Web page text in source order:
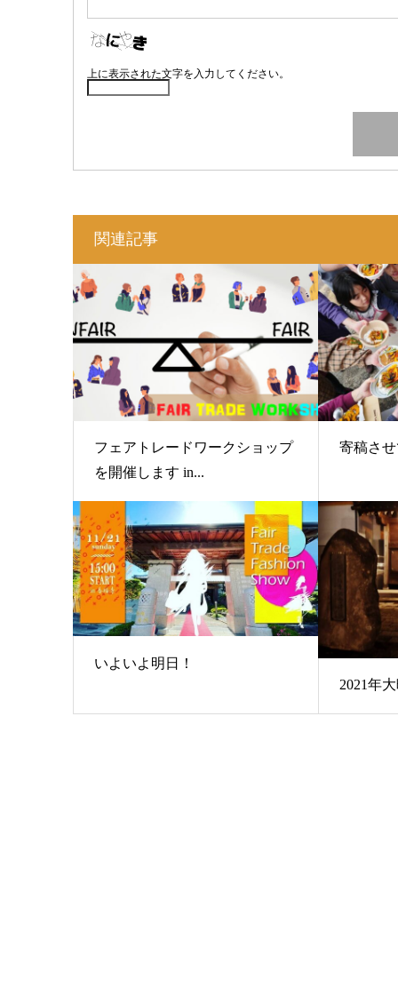
上に表示された文字を入力してください。
関連記事
フェアトレードワークショップ
を開催します in...
寄稿させ
いよいよ明日！
2021年大